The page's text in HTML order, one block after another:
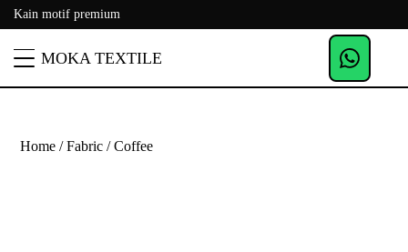
Kain motif premium
MOKA TEXTILE
Home /Fabric / Coffee